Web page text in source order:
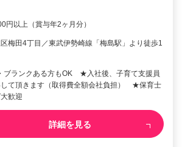
円以上（賞与年2ヶ月分）
梅田4丁目／東武伊勢崎線「梅島駅」より徒歩1
ブランクある方もOK ★入社後、子育て支援員
して頂きます（取得費全額会社負担） ★保育士
歓迎
詳細を見る